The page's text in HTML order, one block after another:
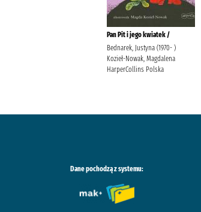
Pan Pit i jego kwiatek /
Bednarek, Justyna (1970- )
Kozieł-Nowak, Magdalena
HarperCollins Polska
Dane pochodzą z systemu: